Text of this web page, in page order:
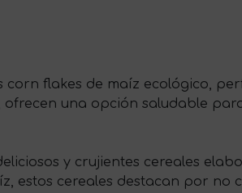
corn flakes de maíz ecológico,
una opción saludable
y crujientes cereales
estos cereales destacan por